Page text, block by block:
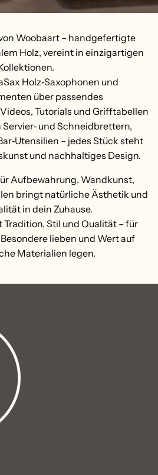
Woobaart – handgefertigte
Holz, vereint in einzigartigen
Holz‑Saxophonen und
über passendes
Tutorials und Grifftabellen
und Schneidbrettern,
– jedes Stück steht
und nachhaltiges Design.
Aufbewahrung, Wandkunst,
bringt natürliche Ästhetik und
in dein Zuhause.
Stil und Qualität – für
lieben und Wert auf
Materialien legen.